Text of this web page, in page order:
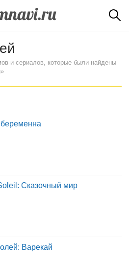
и сериалов, которые были найдены
Сказочный мир
Варекай